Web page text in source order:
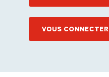
VOUS CONNECTER